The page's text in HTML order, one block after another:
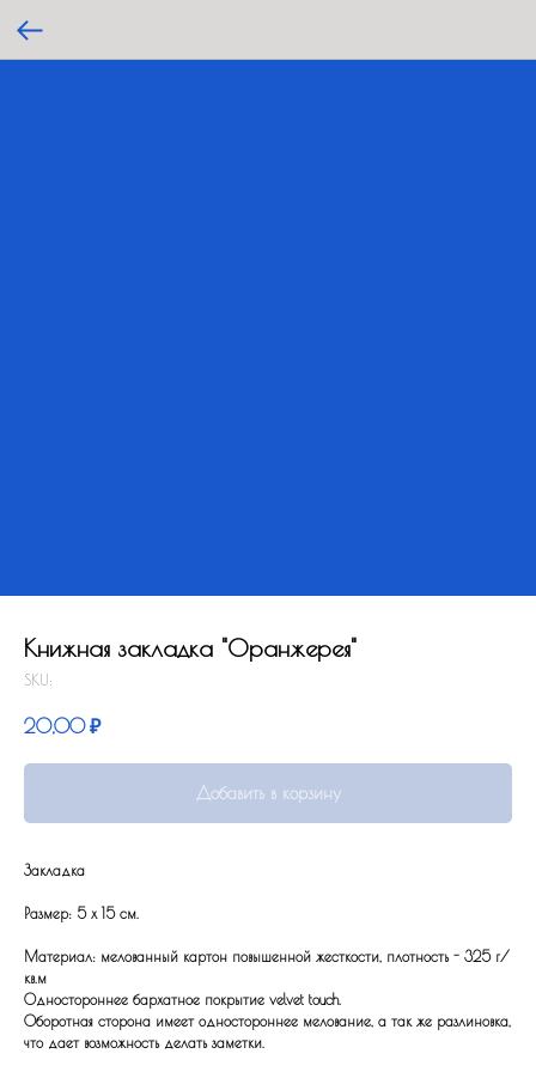
Книжная закладка "Оранжерея"
SKU:
20,00 ₽
Добавить в корзину
Закладка
Размер: 5 x 15 см.
Материал: мелованный картон повышенной жесткости, плотность - 325 г/
кв.м
Одностороннее бархатное покрытие velvet touch.
Оборотная сторона имеет одностороннее мелование, а так же разлиновка,
что дает возможность делать заметки.